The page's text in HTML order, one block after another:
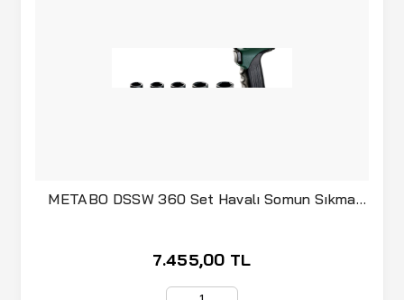
METABO DSSW 360 Set Havalı Somun Sıkma
7.455,00 TL